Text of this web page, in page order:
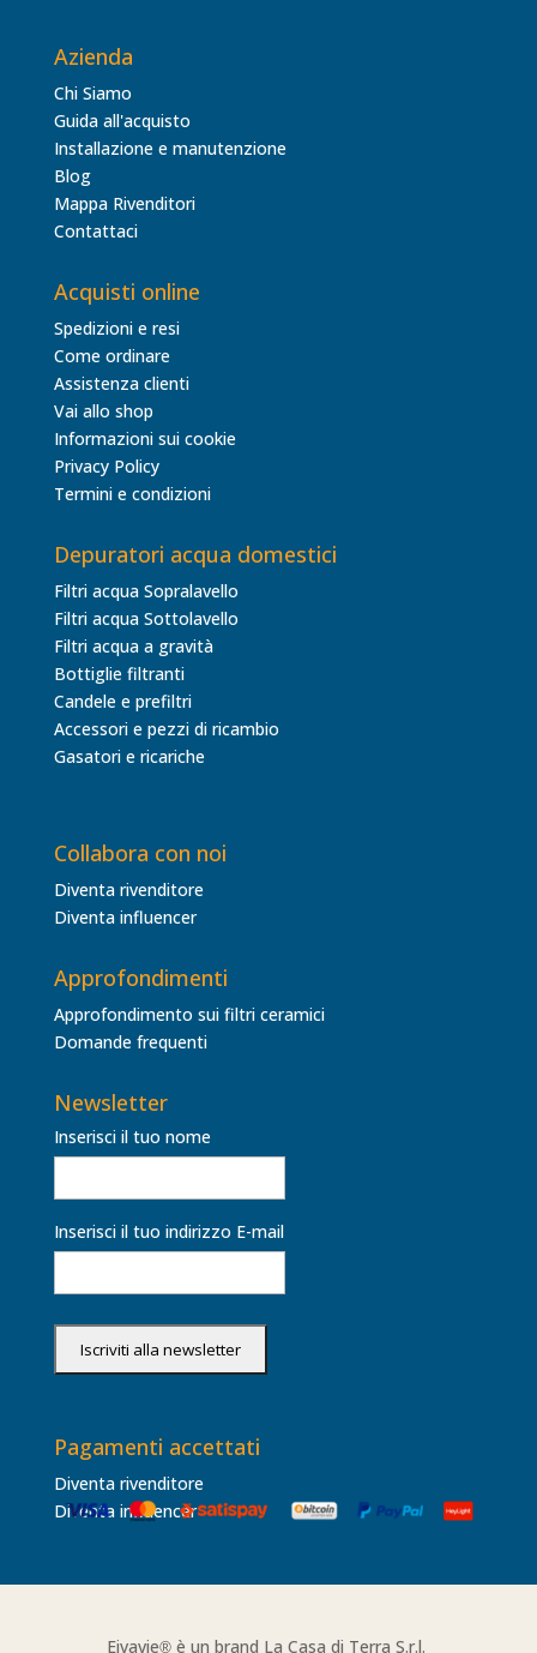
Azienda
Chi Siamo
Guida all'acquisto
Installazione e manutenzione
Blog
Mappa Rivenditori
Contattaci
Acquisti online
Spedizioni e resi
Come ordinare
Assistenza clienti
Vai allo shop
Informazioni sui cookie
Privacy Policy
Termini e condizioni
Depuratori acqua domestici
Filtri acqua Sopralavello
Filtri acqua Sottolavello
Filtri acqua a gravità
Bottiglie filtranti
Candele e prefiltri
Accessori e pezzi di ricambio
Gasatori e ricariche
Collabora con noi
Diventa rivenditore
Diventa influencer
Approfondimenti
Approfondimento sui filtri ceramici
Domande frequenti
Newsletter
Inserisci il tuo nome
Inserisci il tuo indirizzo E-mail
Pagamenti accettati
Diventa rivenditore
Diventa influencer
Eivavie®è un brand La Casa di Terra S.r.l.